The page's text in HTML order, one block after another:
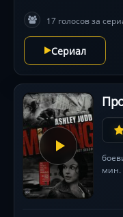
17 голосов за
Сериал
мин.